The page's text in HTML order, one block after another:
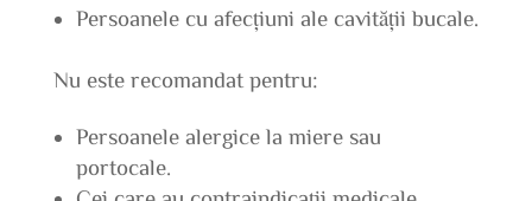
Persoanele cu afecțiuni ale cavității bucale.
Nu este recomandat pentru:
Persoanele alergice la miere sau
portocale.